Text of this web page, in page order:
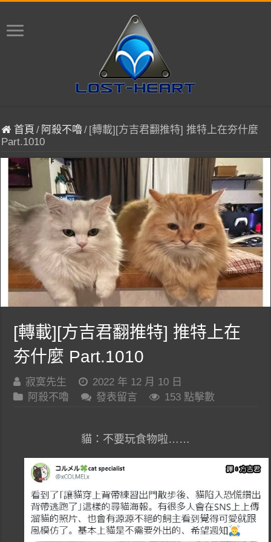
首頁 / 阿殺不嚕/ [轉載][方吉君翻推特] 推特上在夯什麼
Part.1010
[轉載][方吉君翻推特] 推特上在
夯什麼 Part.1010
寂寞先生
2022 年 12 月 10 日
阿殺不嚕
發表留言 153 點擊數
貓：不要玩食物啦……